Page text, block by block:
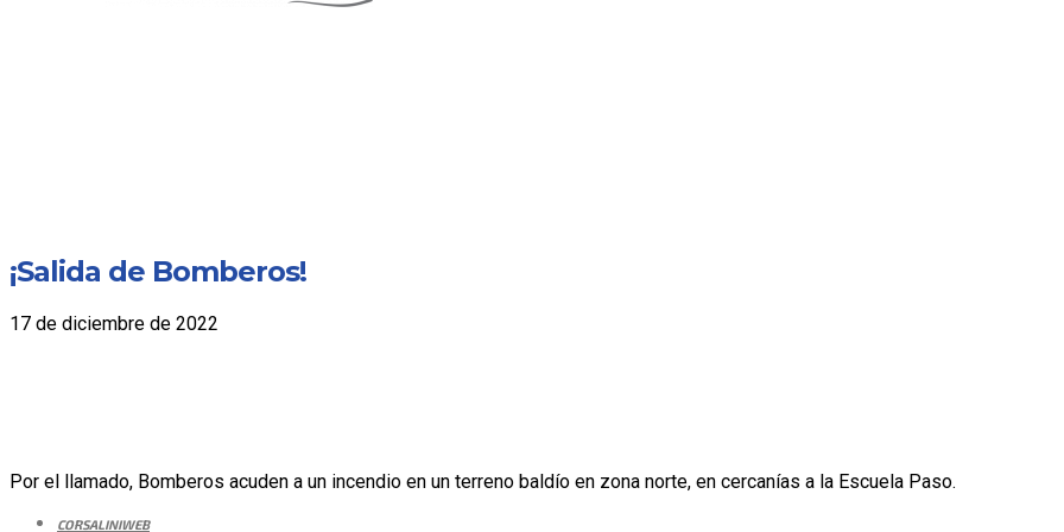
¡Salida de Bomberos!
17 de diciembre de 2022
Por el llamado, Bomberos acuden a un incendio en un terreno baldío en zona norte, en cercanías a la Escuela Paso.
CORSALINIWEB